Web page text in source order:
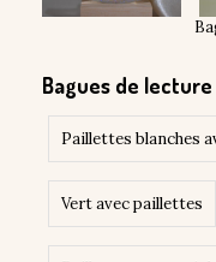
Bagues de lecture
Paillettes blanches
Vert avec paillettes